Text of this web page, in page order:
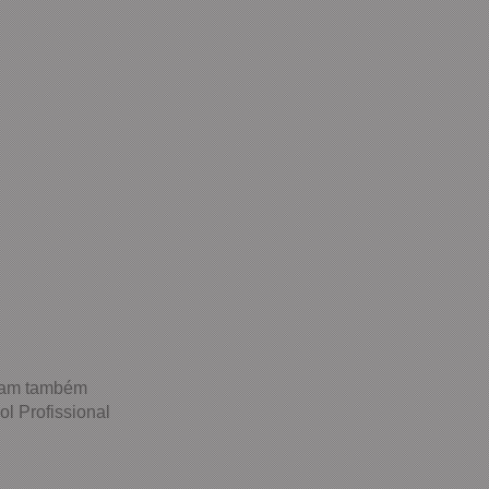
também
Profissional